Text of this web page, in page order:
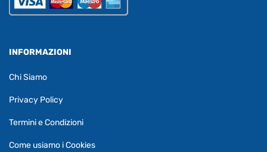
INFORMAZIONI
Chi Siamo
Privacy Policy
Termini e Condizioni
Come usiamo i Cookies